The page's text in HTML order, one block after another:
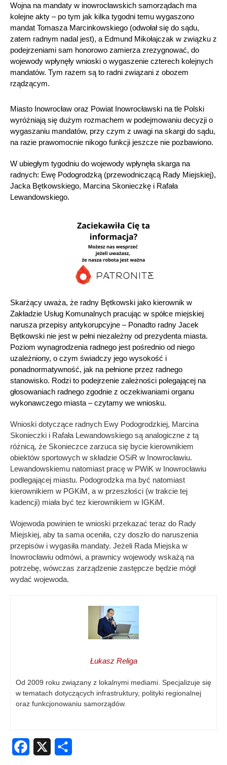
Wojna na mandaty w inowrocławskich samorządach ma
kolejne akty – po tym jak kilka tygodni temu wygaszono
mandat Tomasza Marcinkowskiego (odwołał się do sądu,
zatem radnym nadal jest), a Edmund Mikołajczak w związku z
podejrzeniami sam honorowo zamierza zrezygnować, do
wojewody wpłynęły wnioski o wygaszenie czterech kolejnych
mandatów. Tym razem są to radni związani z obozem
rządzącym.
Miasto Inowrocław oraz Powiat Inowrocławski na tle Polski
wyróżniają się dużym rozmachem w podejmowaniu decyzji o
wygaszaniu mandatów, przy czym z uwagi na skargi do sądu,
na razie prawomocnie nikogo funkcji jeszcze nie pozbawiono.
W ubiegłym tygodniu do wojewody wpłynęła skarga na
radnych: Ewę Podogrodzką (przewodniczącą Rady Miejskiej),
Jacka Bętkowskiego, Marcina Skonieczkę i Rafała
Lewandowskiego.
Skarżący uważa, że radny Bętkowski jako kierownik w
Zakładzie Usług Komunalnych pracując w spółce miejskiej
narusza przepisy antykorupcyjne – Ponadto radny Jacek
Bętkowski nie jest w pełni niezależny od prezydenta miasta.
Poziom wynagrodzenia radnego jest pośrednio od niego
uzależniony, o czym świadczy jego wysokość i
ponadnormatywność, jak na pełnione przez radnego
stanowisko. Rodzi to podejrzenie zależności polegającej na
głosowaniach radnego zgodnie z oczekiwaniami organu
wykonawczego miasta – czytamy we wniosku.
Wnioski dotyczące radnych Ewy Podogrodzkiej, Marcina
Skonieczki i Rafała Lewandowskiego są analogiczne z tą
różnicą, że Skonieczce zarzuca się bycie kierownikiem
obiektów sportowych w składzie OSiR w Inowrocławiu.
Lewandowskiemu natomiast pracę w PWiK w Inowrocławiu
podlegającej miastu. Podogrodzka ma być natomiast
kierownikiem w PGKiM, a w przeszłości (w trakcie tej
kadencji) miała być tez kierownikiem w IGKiM.
Wojewoda powinien te wnioski przekazać teraz do Rady
Miejskiej, aby ta sama oceniła, czy doszło do naruszenia
przepisów i wygasiła mandaty. Jeżeli Rada Miejska w
Inowrocławiu odmówi, a prawnicy wojewody wskażą na
potrzebę, wówczas zarządzenie zastępcze będzie mógł
wydać wojewoda.
Łukasz Religa
Od 2009 roku związany z lokalnymi mediami. Specjalizuje się
w tematach dotyczących infrastruktury, polityki regionalnej
oraz funkcjonowaniu samorządów.
Facebook